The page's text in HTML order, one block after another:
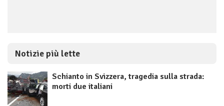
Notizie più lette
Schianto in Svizzera, tragedia sulla strada:
morti due italiani